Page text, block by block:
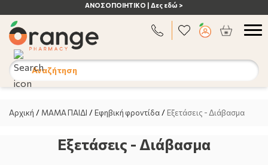
ΑΝΟΣΟΠΟΙΗΤΙΚΟ | Δες εδώ >
Αναζήτηση
Αρχική / ΜΑΜΑ ΠΑΙΔΙ /Εφηβική φροντίδα / Εξετάσεις - Διάβασμα
Εξετάσεις - Διάβασμα